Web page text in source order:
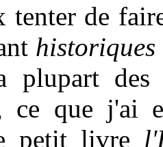
tenter de
historiques
plupart
ce que j'ai
petit livre